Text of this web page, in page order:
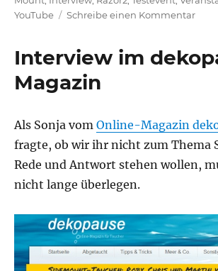
YouTube
Schreibe einen Kommentarzu
mit
Interview im
Magazin
Als Sonja vomOnline-Magazin
fragte, ob wir ihr nicht zum Thema
Rede und Antwort stehen wollen,
nicht lange überlegen.